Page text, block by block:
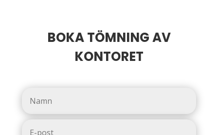
BOKA TÖMNING AV
KONTORET